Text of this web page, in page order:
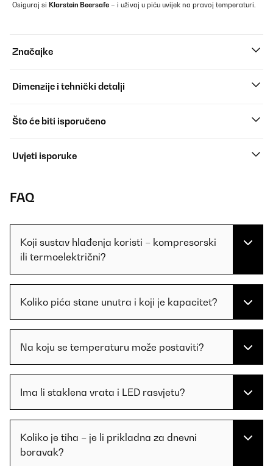
Osiguraj si Klarstein Beersafe – i uživaj u piću uvijek na pravoj temperaturi.
Značajke
Dimenzije i tehnički detalji
Što će biti isporučeno
Uvjeti isporuke
FAQ
Koji sustav hlađenja koristi – kompresorski
ili termoelektrični?
Koliko pića stane unutra i koji je kapacitet?
Na koju se temperaturu može postaviti?
Ima li staklena vrata i LED rasvjetu?
Koliko je tiha – je li prikladna za dnevni
boravak?